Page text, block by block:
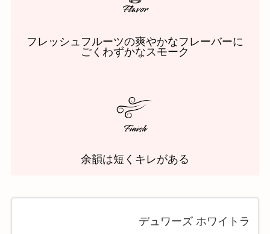
フレッシュフルーツの爽やかなフレーバーに
ごくわずかなスモーク
余韻は短くキレがある
デュワーズ ホワイトラ